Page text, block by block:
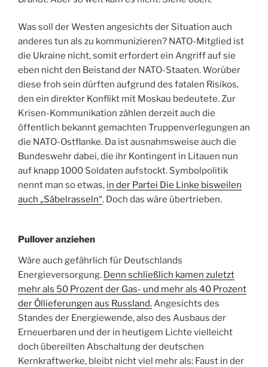
Was soll der Westen angesichts der Situation auch
anderes tun als zu kommunizieren? NATO-Mitglied ist
die Ukraine nicht, somit erfordert ein Angriff auf sie
eben nicht den Beistand der NATO-Staaten. Worüber
diese froh sein dürften aufgrund des fatalen Risikos,
den ein direkter Konflikt mit Moskau bedeutete. Zur
Krisen-Kommunikation zählen derzeit auch die
öffentlich bekannt gemachten Truppenverlegungen an
die NATO-Ostflanke. Da ist ausnahmsweise auch die
Bundeswehr dabei, die ihr Kontingent in Litauen nun
auf knapp 1000 Soldaten aufstockt. Symbolpolitik
nennt man so etwas, in der Partei Die Linke bisweilen
auch „Säbelrasseln“. Doch das wäre übertrieben.
Pullover anziehen
Wäre auch gefährlich für Deutschlands
Energieversorgung. Denn schließlich kamen zuletzt
mehr als 50 Prozent der Gas- und mehr als 40 Prozent
der Öllieferungen aus Russland. Angesichts des
Standes der Energiewende, also des Ausbaus der
Erneuerbaren und der in heutigem Lichte vielleicht
doch übereilten Abschaltung der deutschen
Kernkraftwerke, bleibt nicht viel mehr als: Faust in der